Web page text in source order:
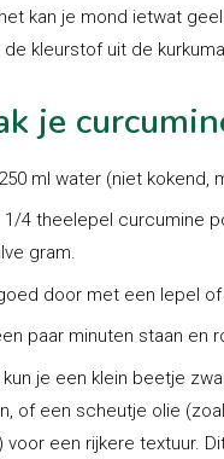
kan je mond ietwat
kleurstof uit de
je
ml water (niet kokend,
1/4 theelepel curcumine
gram.
door met een lepel of
paar minuten staan en
kun je een klein beetje
of een scheutje olie
voor een rijkere textuur.